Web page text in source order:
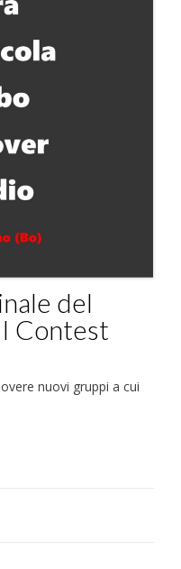
del
Contest
nuovi gruppi a cui